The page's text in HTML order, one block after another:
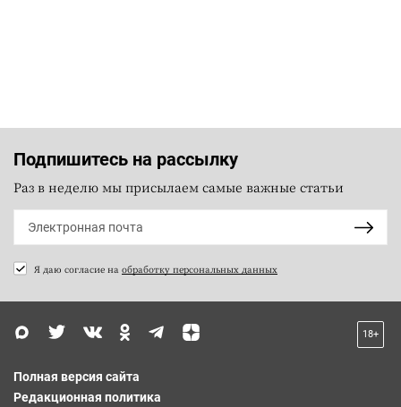
Подпишитесь на рассылку
Раз в неделю мы присылаем самые важные статьи
Я даю согласие на обработку персональных данных
18+
Полная версия сайта
Редакционная политика